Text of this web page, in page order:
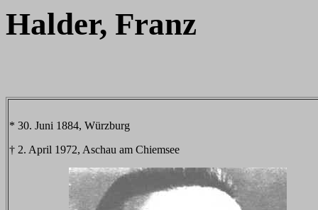
Halder, Franz
* 30. Juni 1884, Würzburg
† 2. April 1972, Aschau am Chiemsee